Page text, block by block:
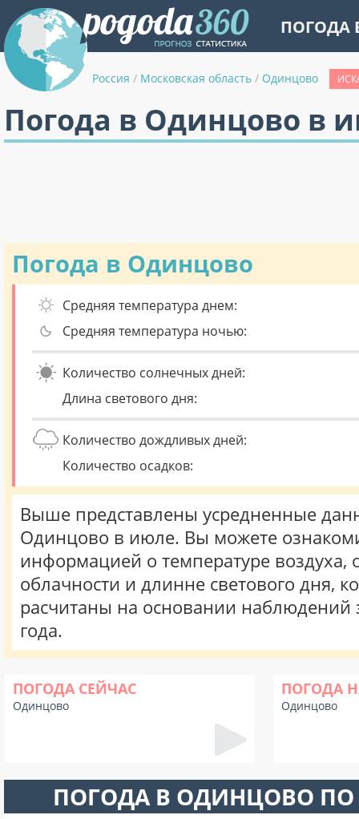
ПОГОДА
Россия / Московская область / Одинцово
Погода в Одинцово в
Погода в Одинцово
Средняя температура днем:
Средняя температура ночью:
Количество солнечных дней:
Длина светового дня:
Количество дождливых дней:
Количество осадков:
Выше представлены усредненные
Одинцово в июле. Вы можете
информацией о температуре воздуха,
облачности и длинне светового дня,
расчитаны на основании наблюдений
года.
ПОГОДА СЕЙЧАС
Одинцово
ПОГОДА
Одинцово
ПОГОДА В ОДИНЦОВО